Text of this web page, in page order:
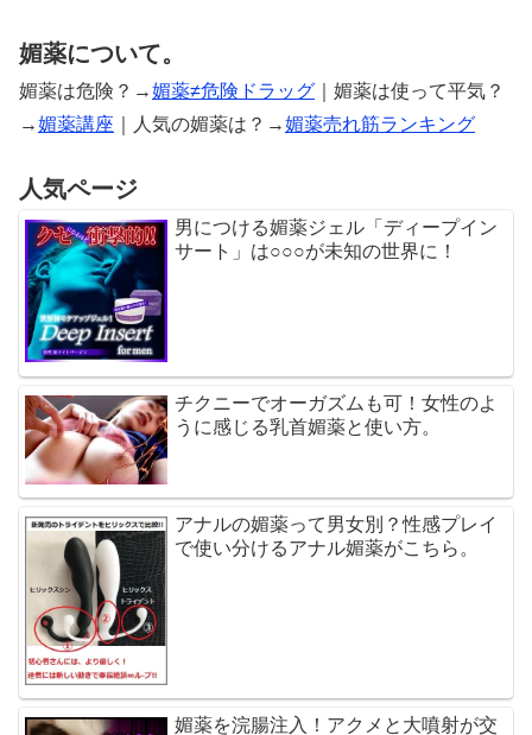
媚薬について。
媚薬は危険？→媚薬≠危険ドラッグ ｜媚薬は使って平気？
→媚薬講座 ｜人気の媚薬は？→媚薬売れ筋ランキング
人気ページ
男につける媚薬ジェル「ディープイン
サート」は○○○が未知の世界に！
チクニーでオーガズムも可！女性のよ
うに感じる乳首媚薬と使い方。
アナルの媚薬って男女別？性感プレイ
で使い分けるアナル媚薬がこちら。
媚薬を浣腸注入！アクメと大噴射が交